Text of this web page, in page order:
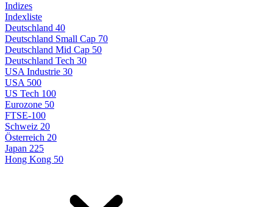
Indizes
Indexliste
Deutschland 40
Deutschland Small Cap 70
Deutschland Mid Cap 50
Deutschland Tech 30
USA Industrie 30
USA 500
US Tech 100
Eurozone 50
FTSE-100
Schweiz 20
Österreich 20
Japan 225
Hong Kong 50